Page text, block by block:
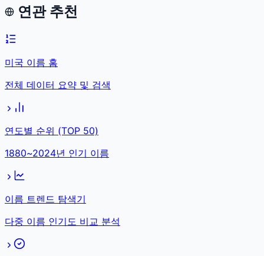
연관 추천
미국 이름 홈
전체 데이터 요약 및 검색
연도별 순위 (TOP 50)
1880~2024년 인기 이름
이름 트렌드 탐색기
다중 이름 인기도 비교 분석